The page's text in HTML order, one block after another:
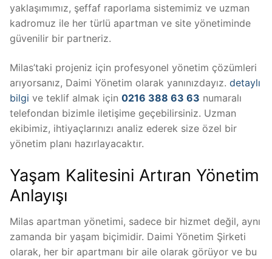
yaklaşımımız, şeffaf raporlama sistemimiz ve uzman
kadromuz ile her türlü apartman ve site yönetiminde
güvenilir bir partneriz.
Milas’taki projeniz için profesyonel yönetim çözümleri
arıyorsanız, Daimi Yönetim olarak yanınızdayız. detaylı
bilgi ve teklif almak için 0216 388 63 63 numaralı
telefondan bizimle iletişime geçebilirsiniz. Uzman
ekibimiz, ihtiyaçlarınızı analiz ederek size özel bir
yönetim planı hazırlayacaktır.
Yaşam Kalitesini Artıran Yönetim
Anlayışı
Milas apartman yönetimi, sadece bir hizmet değil, aynı
zamanda bir yaşam biçimidir. Daimi Yönetim Şirketi
olarak, her bir apartmanı bir aile olarak görüyor ve bu